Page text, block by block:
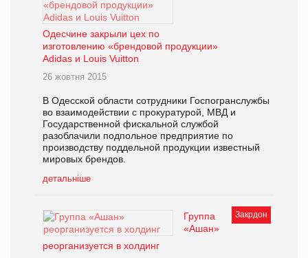
Одесчине закрыли цех по
изготовлению «брендовой продукции»
Adidas и Louis Vuitton
26 жовтня 2015
В Одесской области сотрудники Госпогранслужбы
во взаимодействии с прокуратурой, МВД и
Государственной фискальной службой
разоблачили подпольное предприятие по
производству поддельной продукции известный
мировых брендов.
детальніше
Закрдон
Группа
«Ашан»
реорганизуется в холдинг